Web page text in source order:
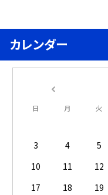
カレンダー
日 月 火
3
4 5
10
11 12
17
18 19